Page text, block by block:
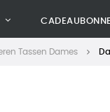
Tassen Dames